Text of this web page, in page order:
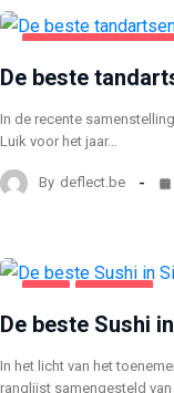
De beste
In de recente
Luik voor het jaar…
By deflect.be
De beste Sushi
In het licht van het
ranglijst samengesteld